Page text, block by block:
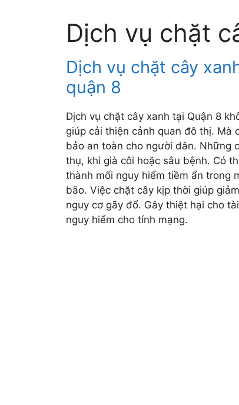
Dịch vụ chặt
Dịch vụ chặt cây
quận 8
Dịch vụ chặt cây xanh tại Quận 8
giúp cải thiện cảnh quan đô thị. Mà
bảo an toàn cho người dân. Những
thụ, khi già cỗi hoặc sâu bệnh. Có
thành mối nguy hiểm tiềm ẩn trong
bão. Việc chặt cây kịp thời giúp
nguy cơ gãy đổ. Gây thiệt hại cho
nguy hiểm cho tính mạng.